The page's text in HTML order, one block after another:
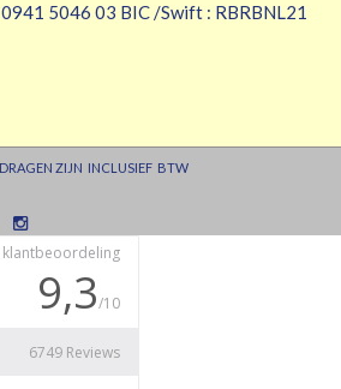
5046 03 BIC /Swift : RBRBNL21
ZIJN INCLUSIEF BTW